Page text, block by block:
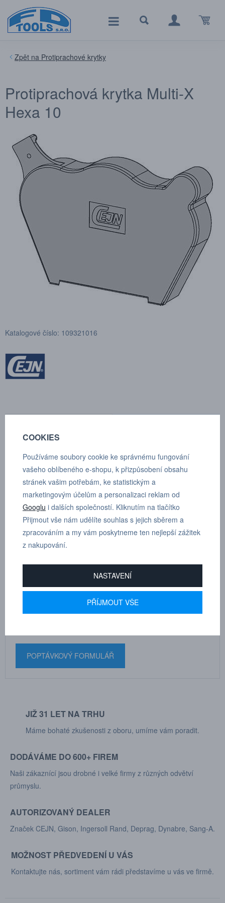
Protiprachové krytky
Protiprachová krytka Multi-X
Hexa 10
Katalogové číslo: 109321016
Protiprachové krytky jsou přibaleny ke každé desce, ale lze je
nakoupit i samostatně.
Pro desku s: vnitřním závitem a elektrickým konektorem
MARTIN
DRHOLEC
technické poradenství
POPTÁVKOVÝ FORMULÁŘ
JIŽ 31 LET NA TRHU
Máme bohaté zkušenosti z oboru, umíme vám poradit.
DODÁVÁME DO 600+ FIREM
Naši zákaznící jsou drobné i velké firmy z různých odvětví
průmyslu.
AUTORIZOVANÝ DEALER
Značek CEJN, Gison, Ingersoll Rand, Deprag, Dynabre, Sang-A.
MOŽNOST PŘEDVEDENÍ U VÁS
Kontaktujte nás, sortiment vám rádi představíme u vás ve firmě.
COOKIES
Používáme soubory cookie ke správnému fungování
vašeho oblíbeného e-shopu, k přizpůsobení obsahu
stránek vašim potřebám, ke statistickým a
marketingovým účelům a personalizaci reklam od
Googlu i dalších společností. Kliknutím na tlačítko
Přijmout vše nám udělíte souhlas s jejich sběrem a
zpracováním a my vám poskytneme ten nejlepší zážitek
z nakupování.
NASTAVENÍ
PŘÍJMOUT VŠE